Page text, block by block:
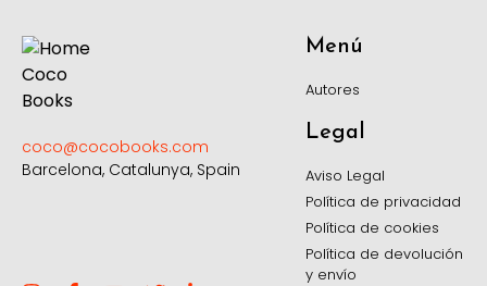
coco@cocobooks.com
Barcelona, Catalunya, Spain
Menú
Autores
Legal
Aviso Legal
Política de privacidad
Política de cookies
Política de devolución
y envío